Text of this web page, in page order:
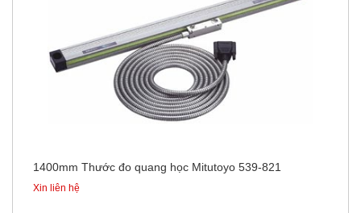
1400mm Thước đo quang học Mitutoyo 539-821
Xin liên hệ